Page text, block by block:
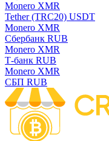
Monero XMR
Tether (TRC20) USDT
Monero XMR
Сбербанк RUB
Monero XMR
Т-банк RUB
Monero XMR
СБП RUB